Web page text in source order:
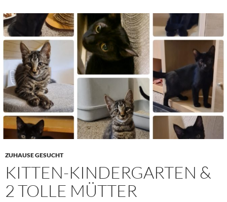
ZUHAUSE GESUCHT
KITTEN-KINDERGARTEN &
2 TOLLE MÜTTER